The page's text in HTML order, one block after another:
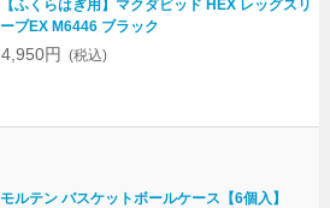
【ふくらはぎ用】マクダビッド HEX レッグスリ
ーブEX M6446 ブラック
4,950円 (税込)
モルテン バスケットボールケース【6個入】